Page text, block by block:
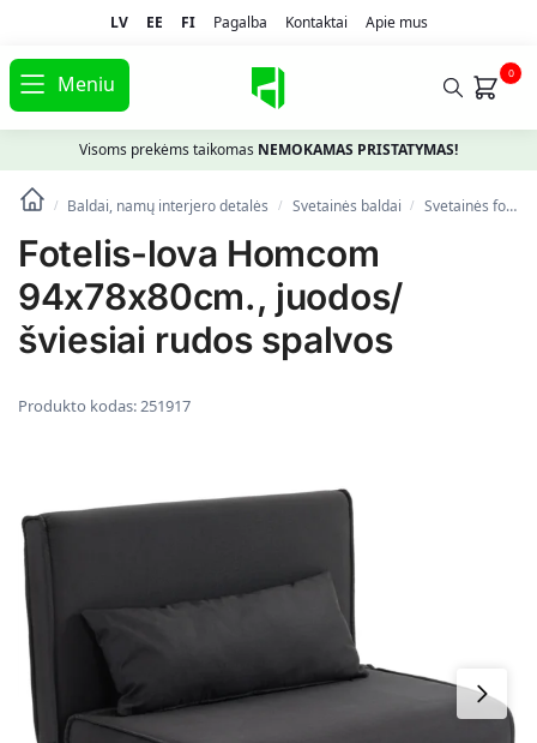
LV EE FI Pagalba Kontaktai Apie mus
Meniu 0
Visoms prekėms taikomas NEMOKAMAS PRISTATYMAS!
/ Baldai, namų interjero detalės / Svetainės baldai / Svetainės foteliai
Fotelis-lova Homcom
94x78x80cm., juodos/
šviesiai rudos spalvos
Produkto kodas:251917